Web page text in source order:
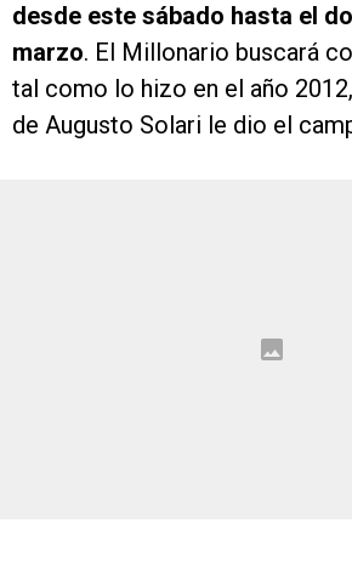
desde este sábado hasta el
marzo. El Millonario buscará
tal como lo hizo en el año
de Augusto Solari le dio el